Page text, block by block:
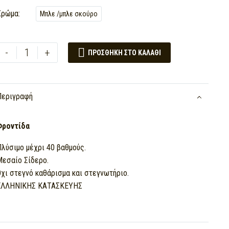
Μπλε /μπλε σκούρο
- +  ΠΡΟΣΘΉΚΗ ΣΤΟ ΚΑΛΆΘΙ
μέχρι 40 βαθμούς.
Σίδερο.
στεγνό καθάρισμα και στεγνωτήριο.
ΚΑΤΑΣΚΕΥΗΣ